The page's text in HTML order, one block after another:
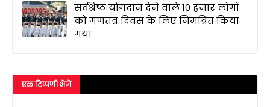
सर्वश्रेष्ठ योगदान देने वाले 10 हजार लोगों
को गणतंत्र दिवस के लिए निमंत्रित किया
गया
एक टिप्पणी भेजें